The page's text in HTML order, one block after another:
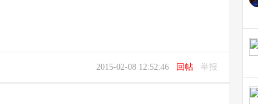
2015-02-08 12:52:46 回帖 举报